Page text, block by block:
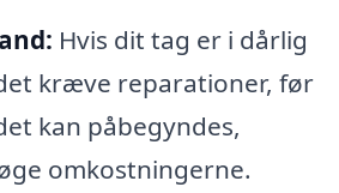
Hvis dit tag er i dårlig
kræve reparationer, før
kan påbegyndes,
omkostningerne.